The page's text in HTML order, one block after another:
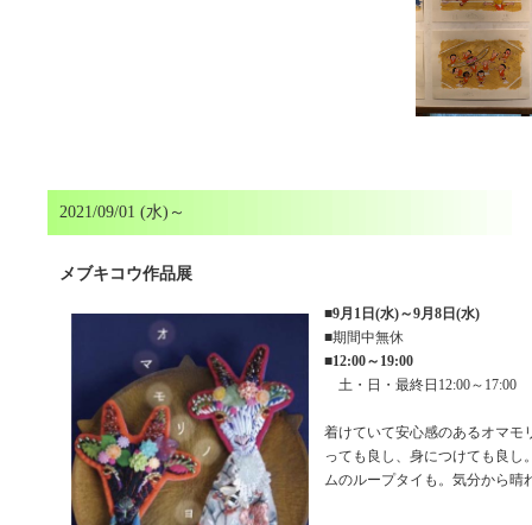
2021/09/01 (水)～
メブキコウ作品展
■9月1日(水)～9月8日(水)
■期間中無休
■12:00～19:00
土・日・最終日12:00～17:00
着けていて安心感のあるオマモ
っても良し、身につけても良し
ムのループタイも。気分から晴